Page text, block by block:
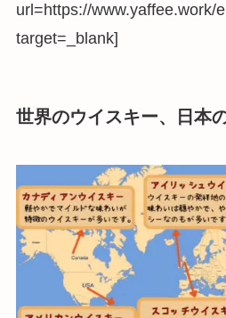
url=https://www.yaffee.work/
target=_blank]
世界のウイスキー、日本